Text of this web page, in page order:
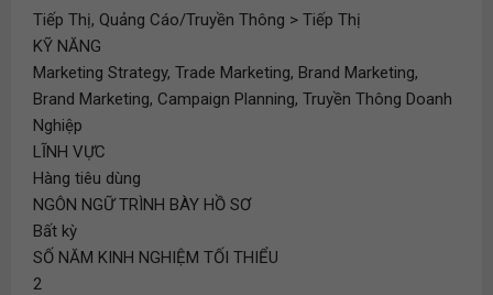
Tiếp Thị, Quảng Cáo/Truyền Thông > Tiếp Thị
KỸ NĂNG
Marketing Strategy, Trade Marketing, Brand Marketing,
Brand Marketing, Campaign Planning, Truyền Thông Doanh
Nghiệp
LĨNH VỰC
Hàng tiêu dùng
NGÔN NGỮ TRÌNH BÀY HỒ SƠ
Bất kỳ
SỐ NĂM KINH NGHIỆM TỐI THIỂU
2